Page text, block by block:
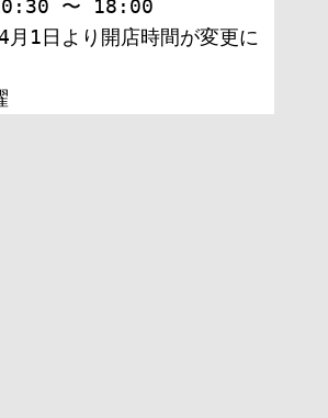
〜 18:00
月1日より開店時間が変更に